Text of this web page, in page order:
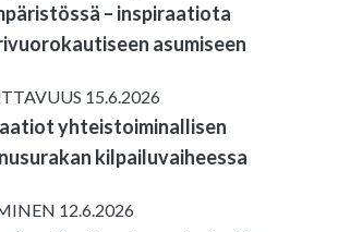
– inspiraatiota
asumiseen
15.6.2026
yhteistoiminallisen
kilpailuvaiheessa
12.6.2026